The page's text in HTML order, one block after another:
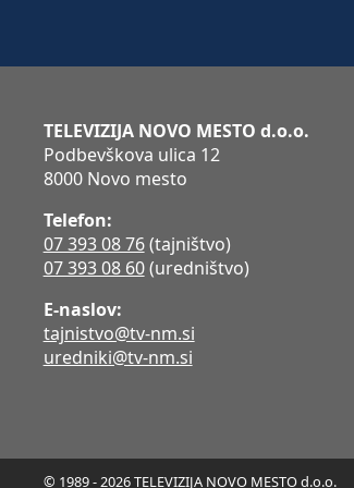
TELEVIZIJA NOVO MESTO d.o.o.
Podbevškova ulica 12
8000 Novo mesto
Telefon:
07 393 08 76(tajništvo)
07 393 08 60(uredništvo)
E-naslov:
tajnistvo@tv-nm.si
uredniki@tv-nm.si
© 1989 - 2026 TELEVIZIJA NOVO MESTO d.o.o.